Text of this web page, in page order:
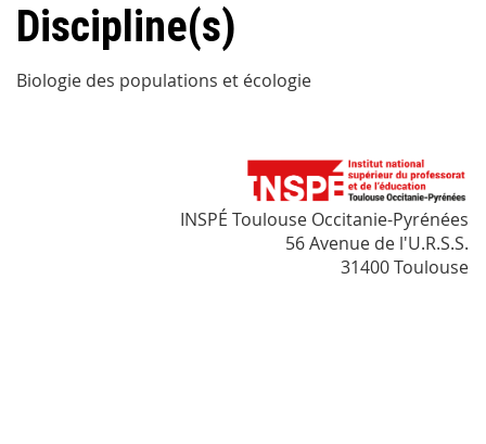
Discipline(s)
Biologie des populations et écologie
INSPÉ Toulouse Occitanie-Pyrénées
56 Avenue de l'U.R.S.S.
31400 Toulouse